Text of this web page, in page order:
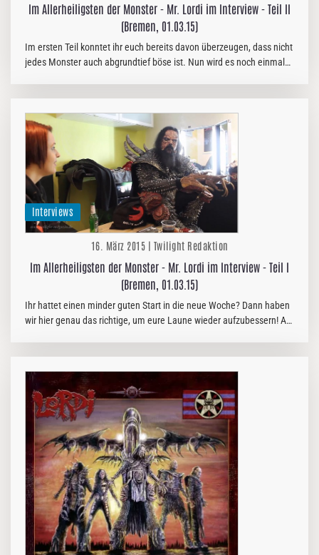
Im Allerheiligsten der Monster - Mr. Lordi im Interview - Teil II
(Bremen, 01.03.15)
Im ersten Teil konntet ihr euch bereits davon überzeugen, dass nicht
jedes Monster auch abgrundtief böse ist. Nun wird es noch einmal
Interviews
16. März 2015 | Twilight Redaktion
Im Allerheiligsten der Monster - Mr. Lordi im Interview - Teil I
(Bremen, 01.03.15)
Ihr hattet einen minder guten Start in die neue Woche? Dann haben
wir hier genau das richtige, um eure Laune wieder aufzubessern! Am